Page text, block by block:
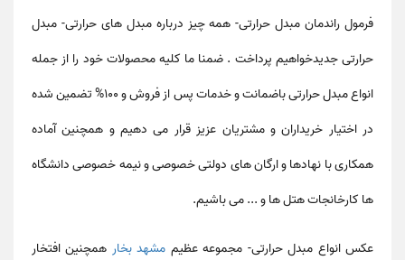
فرمول راندمان مبدل حرارتی- همه چیز درباره مبدل های حرارتی- مبدل
حرارتی جدیدخواهیم پرداخت . ضمنا ما کلیه محصولات خود را از جمله
انواعمبدل حرارتی
باضمانت و خدمات پس از فروش و 100% تضمین شده
در اختیار خریداران و مشتریان عزیز قرار می دهیم و همچنین آماده
همکاری با نهادها و ارگان های دولتی خصوصی و نیمه خصوصی دانشگاه
ها کارخانجات هتل ها و ... می باشیم.
عکس انواع مبدل حرارتی- مجموعه عظیم مشهد بخار همچنین افتخار